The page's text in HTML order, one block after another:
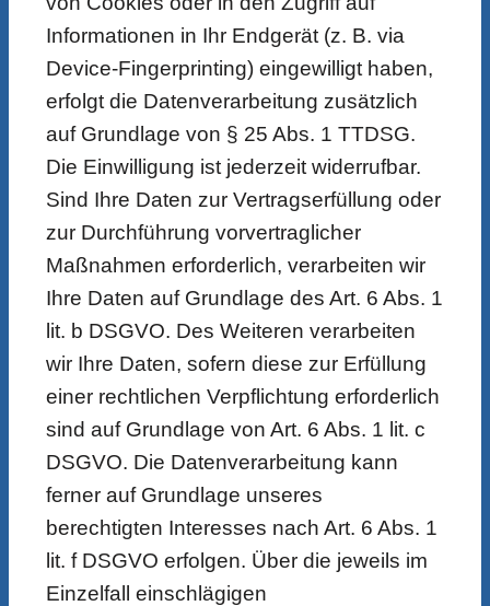
Informationen in Ihr Endgerät (z. B. via
Device-Fingerprinting) eingewilligt haben,
erfolgt die Datenverarbeitung zusätzlich
auf Grundlage von § 25 Abs. 1 TTDSG.
Die Einwilligung ist jederzeit widerrufbar.
Sind Ihre Daten zur Vertragserfüllung oder
zur Durchführung vorvertraglicher
Maßnahmen erforderlich, verarbeiten wir
Ihre Daten auf Grundlage des Art. 6 Abs. 1
lit. b DSGVO. Des Weiteren verarbeiten
wir Ihre Daten, sofern diese zur Erfüllung
einer rechtlichen Verpflichtung erforderlich
sind auf Grundlage von Art. 6 Abs. 1 lit. c
DSGVO. Die Datenverarbeitung kann
ferner auf Grundlage unseres
berechtigten Interesses nach Art. 6 Abs. 1
lit. f DSGVO erfolgen. Über die jeweils im
Einzelfall einschlägigen